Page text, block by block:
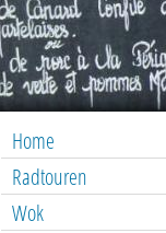
Home
Radtouren
Wok